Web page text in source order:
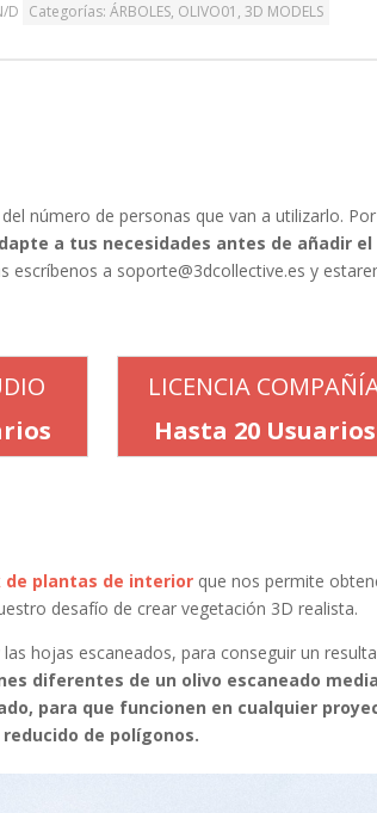
D Categorías:ÁRBOLES, OLIVO01 ,3D MODELS
número de personas que van a utilizarlo. Por
a tus necesidades antes de añadir el
escríbenos a soporte@3dcollective.es y
LICENCIA
Hasta 20 Usuarios
de plantas de interior que nos permite
desafío de crear vegetación 3D realista.
hojas escaneados, para conseguir un
diferentes de un olivo escaneado
para que funcionen en cualquier
de polígonos.